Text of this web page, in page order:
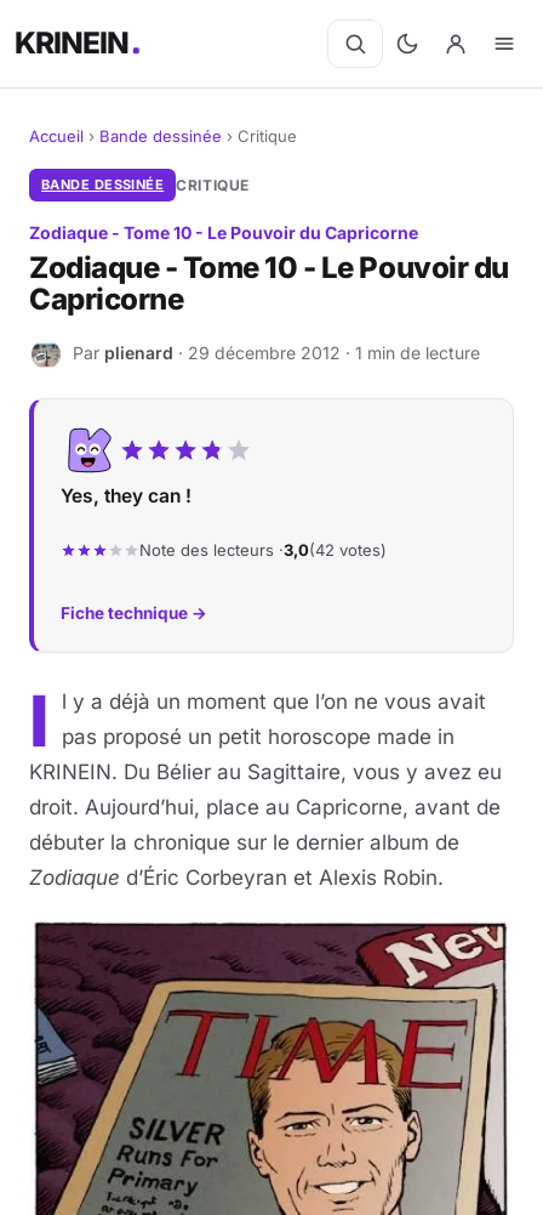
KRINEIN
Cinéma
Séries
Manga
BD
Livres
Jeux vidéo
Sortir
Sciences & Tech
Forum
Accueil › Bande dessinée › Critique
BANDE DESSINÉE CRITIQUE
Zodiaque - Tome 10 - Le Pouvoir du Capricorne
Zodiaque - Tome 10 - Le Pouvoir du
Capricorne
P Par plienard · 29 décembre 2012 · 1 min de lecture
Yes, they can !
Note des lecteurs ·3,0(42 votes)
Fiche technique →
I
l y a déjà un moment que l’on ne vous avait
pas proposé un petit horoscope made in
KRINEIN. Du Bélier au Sagittaire, vous y avez eu
droit. Aujourd’hui, place au Capricorne, avant de
débuter la chronique sur le dernier album de
Zodiaque d’Éric Corbeyran et Alexis Robin.